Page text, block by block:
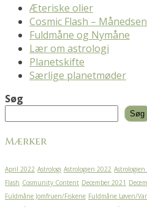
Æteriske olier
Cosmic Flash –
Fuldmåne og Nymåne
Lær om astrologi
Planetskifte
Særlige planetmøder
Søg
Søg
Mærker
April 2022 Astrologi Astrologien 2022 Astrologien
Flash Cosmunity Content December 2021
Fuldmåne Jomfruen/Fiskene Fuldmåne Løven/